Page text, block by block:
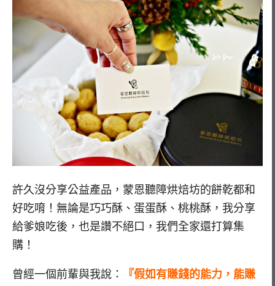
許久沒分享公益產品，蒙恩聽障烘焙坊的餅乾都和
好吃唷！無論是巧巧酥、蛋蛋酥、桃桃酥，我分享
給爹娘吃後，也是讚不絕口，我們全家還打算集
購！
曾經一個前輩與我說：
『假如有賺錢的能力，能賺